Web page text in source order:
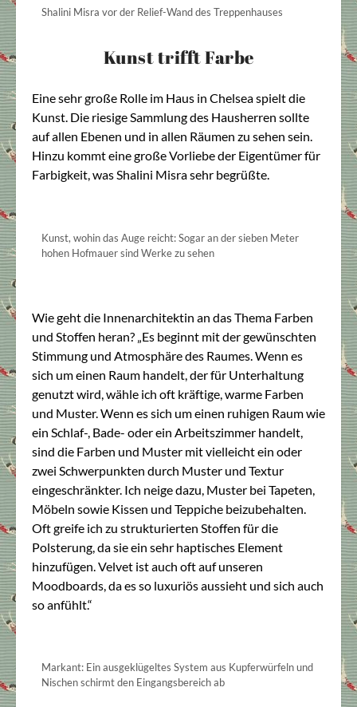
Shalini Misra vor der Relief-Wand des Treppenhauses
Kunst trifft Farbe
Eine sehr große Rolle im Haus in Chelsea spielt die
Kunst. Die riesige Sammlung des Hausherren sollte
auf allen Ebenen und in allen Räumen zu sehen sein.
Hinzu kommt eine große Vorliebe der Eigentümer für
Farbigkeit, was Shalini Misra sehr begrüßte.
Kunst, wohin das Auge reicht: Sogar an der sieben Meter
hohen Hofmauer sind Werke zu sehen
Wie geht die Innenarchitektin an das Thema Farben
und Stoffen heran? „Es beginnt mit der gewünschten
Stimmung und Atmosphäre des Raumes. Wenn es
sich um einen Raum handelt, der für Unterhaltung
genutzt wird, wähle ich oft kräftige, warme Farben
und Muster. Wenn es sich um einen ruhigen Raum wie
ein Schlaf-, Bade- oder ein Arbeitszimmer handelt,
sind die Farben und Muster mit vielleicht ein oder
zwei Schwerpunkten durch Muster und Textur
eingeschränkter. Ich neige dazu, Muster bei Tapeten,
Möbeln sowie Kissen und Teppiche beizubehalten.
Oft greife ich zu strukturierten Stoffen für die
Polsterung, da sie ein sehr haptisches Element
hinzufügen. Velvet ist auch oft auf unseren
Moodboards, da es so luxuriös aussieht und sich auch
so anfühlt.“
Markant: Ein ausgeklügeltes System aus Kupferwürfeln und
Nischen schirmt den Eingangsbereich ab